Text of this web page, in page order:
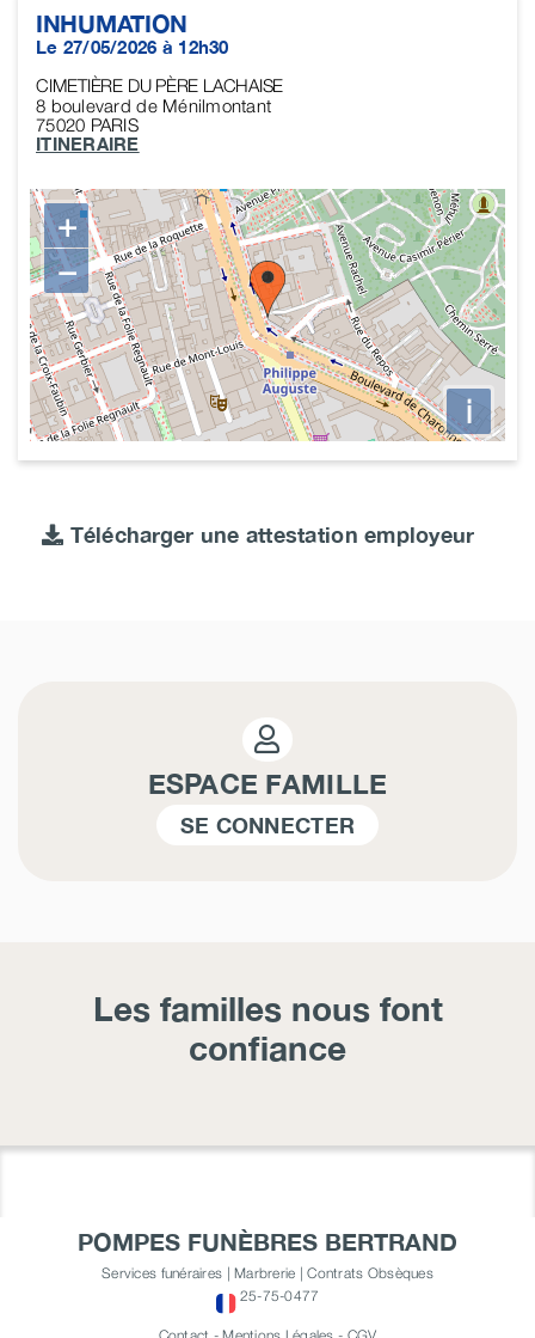
INHUMATION
Le 27/05/2026 à 12h30
CIMETIÈRE DU PÈRE LACHAISE
8 boulevard de Ménilmontant
75020 PARIS
ITINERAIRE
+
−
i
Télécharger une attestation employeur
ESPACE FAMILLE
SE CONNECTER
Les familles nous font
confiance
POMPES FUNÈBRES BERTRAND
Services funéraires | Marbrerie | Contrats Obsèques
25-75-0477